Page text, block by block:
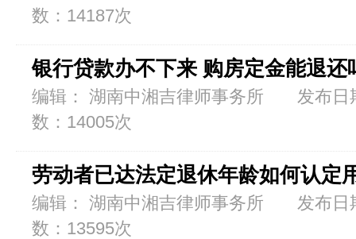
数：14187次
银行贷款办不下来 购房定金能退还
编辑： 湖南中湘吉律师事务所 发布
数：14005次
劳动者已达法定退休年龄如何认定
编辑： 湖南中湘吉律师事务所 发布
数：13595次